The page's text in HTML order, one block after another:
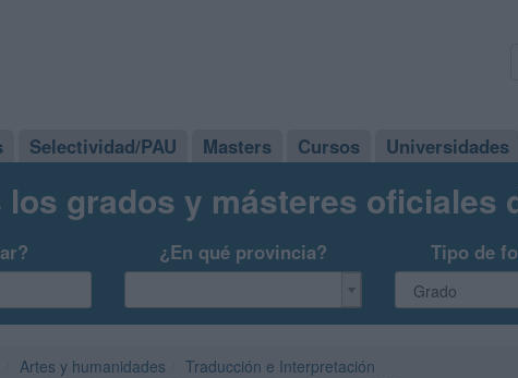
Selectividad/PAU Masters Cursos Universidades
los grados y másteres oficiales
¿En qué provincia? Tipo de
Artes y humanidades
Traducción e Interpretación